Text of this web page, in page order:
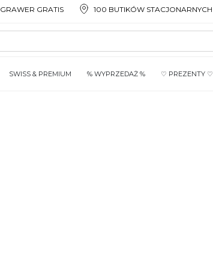
GRAWER GRATIS 100 BUTIKÓW STACJONARNYCH
SWISS & PREMIUM % WYPRZEDAŻ % ♡ PREZENTY ♡